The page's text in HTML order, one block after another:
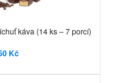
káva (14 ks – 7 porcí)
Kč